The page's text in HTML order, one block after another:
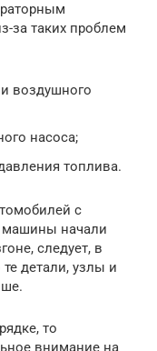
за таких проблем
воздушного
насоса;
топлива.
с
машины начали
следует, в
детали, узлы и
то
внимание на